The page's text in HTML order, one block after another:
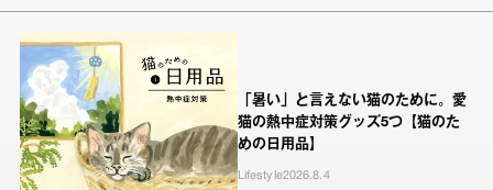
「暑い」と言えない猫のために。愛
猫の熱中症対策グッズ5つ【猫のた
めの日用品】
Lifestyle2026.8.4